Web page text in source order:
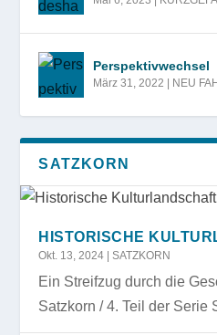
Perspektivwechsel
März 31, 2022 NEU
SATZKORN
HISTORISCHE
Okt. 13, 2024 |SATZKORN
Ein Streifzug durch die
Satzkorn / 4. Teil der Serie